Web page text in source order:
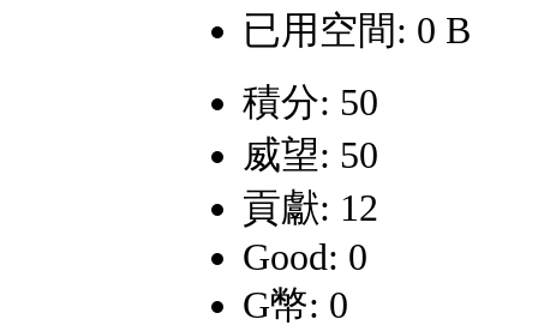
已用空間: 0 B
積分: 50
威望: 50
貢獻: 12
Good: 0
G幣: 0